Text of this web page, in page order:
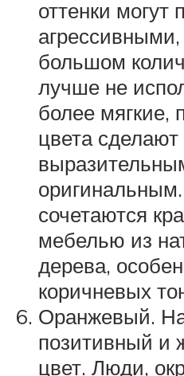
оттенки могут
большом
лучше не
более мягкие,
цвета
сочетаются
мебелью из
дерева,
коричневых
Оранжевый.
позитивный и
цвет. Люди,